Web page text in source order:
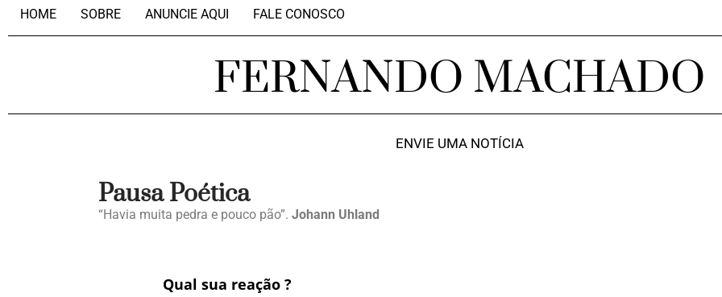
HOME SOBRE ANUNCIE AQUI FALE CONOSCO
FERNANDO MACHADO
ENVIE UMA NOTÍCIA
Pausa Poética
“Havia muita pedra e pouco pão”. Johann Uhland
Qual sua reação ?